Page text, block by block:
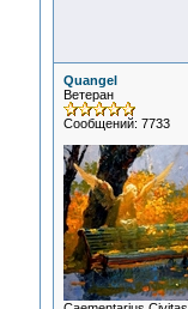
Quangel
Ветеран
Сообщений: 7733